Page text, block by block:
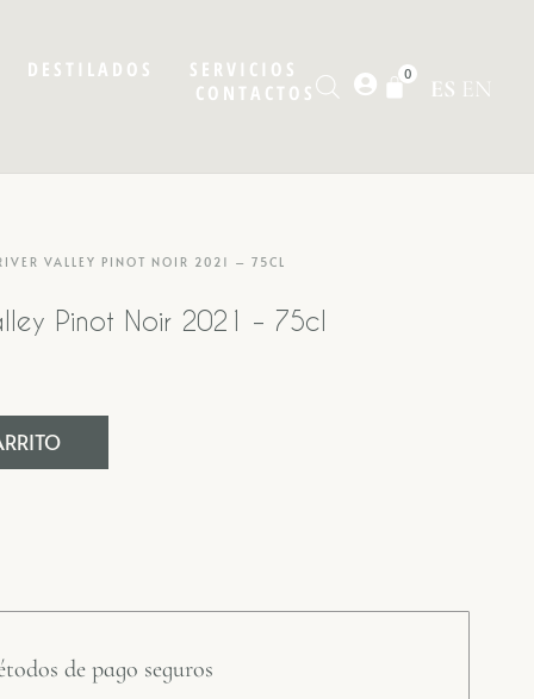
DESTILADOS
SERVICIOS
CONTACTOS
0
ES EN
VALLEY PINOT NOIR 2021 – 75CL
Pinot Noir 2021 – 75cl
de pago seguros